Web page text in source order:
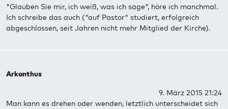
"Glauben Sie mir, ich weiß, was ich sage", höre ich manchmal.
Ich schreibe das auch ("auf Pastor" studiert, erfolgreich
abgeschlossen, seit Jahren nicht mehr Mitglied der Kirche).
Arkanthus
9. März 2015 21:24
Man kann es drehen oder wenden, letztlich unterscheidet sich